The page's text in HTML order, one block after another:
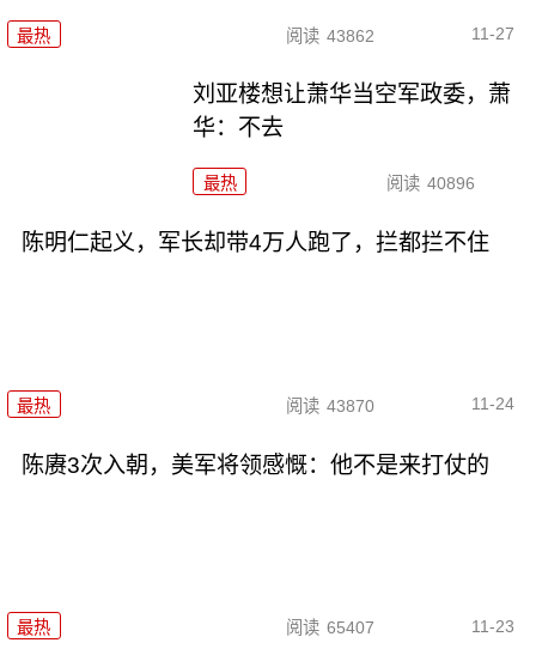
最热 阅读 43862 11-27
刘亚楼想让萧华当空军政委，萧
华：不去
最热 阅读 40896
陈明仁起义，军长却带4万人跑了，拦都拦不住
最热 阅读 43870 11-24
陈赓3次入朝，美军将领感慨：他不是来打仗的
最热 阅读 65407 11-23